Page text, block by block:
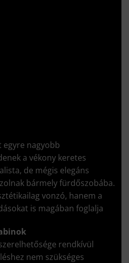
egyre nagyobb
a vékony keretes
de mégis elegáns
bármely fürdőszobába.
vonzó, hanem a
is magában foglalja
rendkívül
nem szükséges